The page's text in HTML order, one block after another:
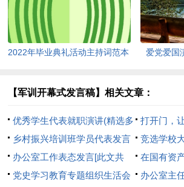
2022年毕业典礼活动主持词范本
爱党爱国
【军训开幕式发言稿】相关文章：
优秀学生代表就职演讲(精选多
篇)[此文共3372字]
打开门，
共705字]
乡村振兴培训班学员代表发言
稿[此文共1369字]
竞选学校
2792字]
办公室工作表态发言[此文共
7057字]
在国有资
会上的讲话
党史学习教育专题组织生活会
办公室主